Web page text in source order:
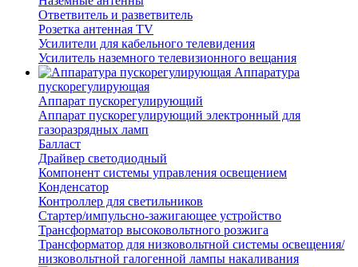
Ответвитель и разветвитель
Розетка антенная TV
Усилители для кабельного телевидения
Усилитель наземного телевизионного вещания
Аппаратура
пускорегулирующая
Аппарат пускорегулирующий
Аппарат пускорегулирующий электронный для
газоразрядных ламп
Балласт
Драйвер светодиодный
Компонент системы управления освещением
Конденсатор
Контроллер для светильников
Стартер/импульсно-зажигающее устройство
Трансформатор высоковольтного розжига
Трансформатор для низковольтной системы освещения/
низковольтной галогенной лампы накаливания